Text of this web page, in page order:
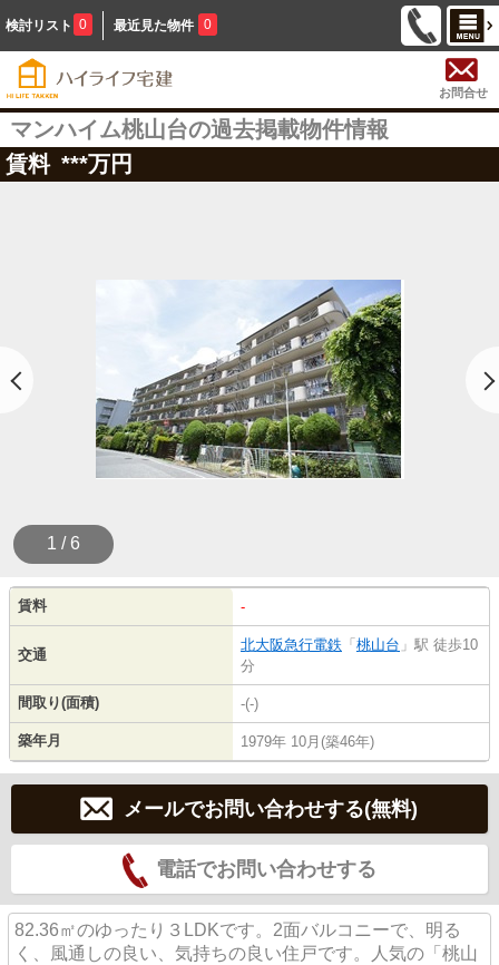
検討リスト 0 最近見た物件 0
お問合せ
マンハイム桃山台の過去掲載物件情報
賃料 ***万円
1 / 6
賃料 -
交通
北大阪急行電鉄 「 桃山台 」駅 徒歩10
分
間取り(面積) -(-)
築年月 1979年 10月(築46年)
メールでお問い合わせする(無料)
電話でお問い合わせする
82.36㎡のゆったり３LDKです。2面バルコニーで、明る
く、風通しの良い、気持ちの良い住戸です。人気の「桃山